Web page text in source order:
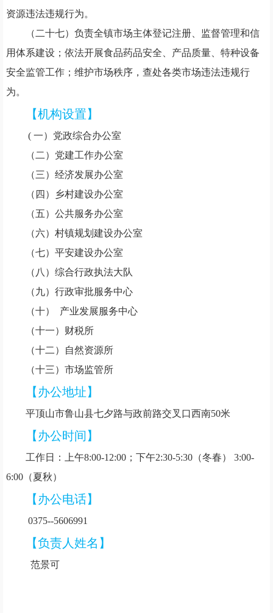
资源违法违规行为。
（ 二十七）负责全镇市场主体登记注册、监督管理和信
用体系建设；依法开展食品药品安全、产品质量、特种设备
安全监管工作；维护市场秩序，查处各类市场违法违规行
为。
【机构设置】
( 一） 党政综合办公室
（二）党建工作办公室
（三）经济发展办公室
（四）乡村建设办公室
（五）公共服务办公室
（六）村镇规划建设办公室
（七）平安建设办公室
（八）综合行政执法大队
（九）行政审批服务中心
（十）
产业发展服务中心
（十一）财税所
（十二）自然资源所
（十三）市场监管所
【办公地址】
平顶山市鲁山县七夕路与政前路交叉口西南50米
【办公时间】
工作日：上午8:00-12:00；下午2:30-5:30（冬春） 3:00-
6:00（夏秋）
【办公电话】
0375--5606991
【负责人姓名】
范景可